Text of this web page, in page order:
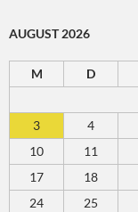
AUGUST 2026
M D
3
4
10
11
17
18
24
25